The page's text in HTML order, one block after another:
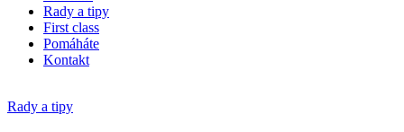
Rady a tipy
First class
Pomáháte
Kontakt
Rady a tipy